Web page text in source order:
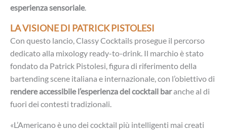
esperienza sensoriale.
LA VISIONE DI PATRICK PISTOLESI
Con questo lancio, Classy Cocktails prosegue il percorso
dedicato alla mixology ready-to-drink. Il marchio è stato
fondato da Patrick Pistolesi, figura di riferimento della
bartending scene italiana e internazionale, con l’obiettivo di
rendere accessibile l’esperienza del cocktail baranche al di
fuori dei contesti tradizionali.
«L’Americano è uno dei cocktail più intelligenti mai creati